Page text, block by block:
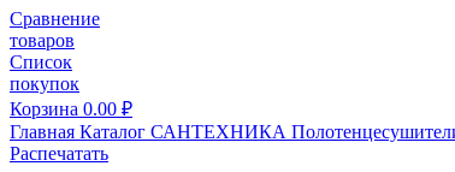
Сравнение
товаров
Список
покупок
Корзина 0.00 ₽
Главная Каталог САНТЕХНИКА
Распечатать